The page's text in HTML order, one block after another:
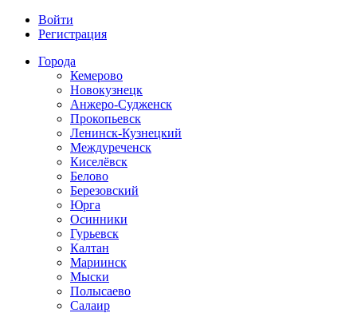
Войти
Регистрация
Города
Кемерово
Новокузнецк
Анжеро-Судженск
Прокопьевск
Ленинск-Кузнецкий
Междуреченск
Киселёвск
Белово
Березовский
Юрга
Осинники
Гурьевск
Калтан
Мариинск
Мыски
Полысаево
Салаир